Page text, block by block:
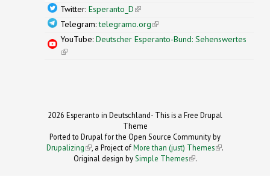
Twitter: Esperanto_D(link is external)
Telegram:telegramo.org(link is external)
YouTube: Deutscher Esperanto-Bund: Sehenswertes
(link is external)
2026 Esperanto in Deutschland- This is a Free Drupal
Theme
Ported to Drupal for the Open Source Community by
Drupalizing(link is external)
, a Project ofMore than (just) Themes (link is
.
Original design by Simple Themes
(link is
.